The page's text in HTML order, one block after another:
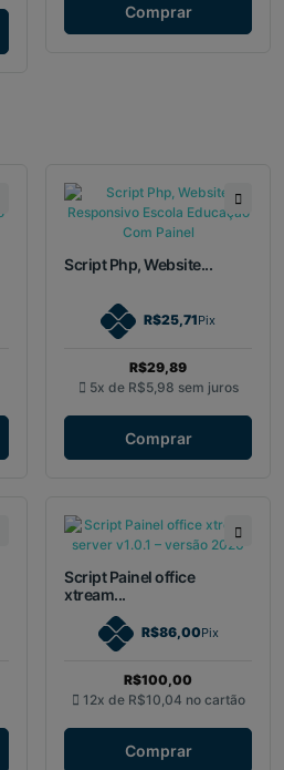
Comprar
Script Php, Website...
R$25,71Pix
R$29,89
5x de R$5,98 sem juros
Comprar
Script Painel office
xtream...
R$86,00Pix
R$100,00
12x de R$10,04 no cartão
Comprar